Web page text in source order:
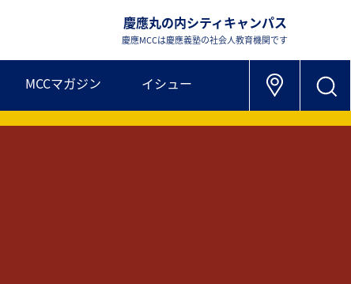
慶應丸の内シティキャンパス
慶應MCCは慶應義塾の社会人教育機関です
MCCマガジン イシュー